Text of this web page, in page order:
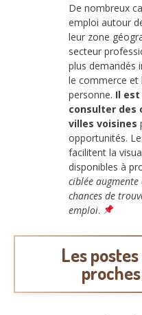
De nombreux
emploi autour
leur zone
secteur
plus demandés
le commerce et
personne. Il
consulter des
villes voisines
opportunités.
facilitent la
disponibles à
ciblée
chances de
emploi.
Les